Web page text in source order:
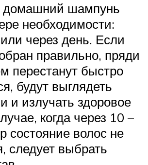
домашний шампунь
необходимости:
через день. Если
правильно, пряди
перестанут быстро
будут выглядеть
и излучать здоровое
когда через 10 –
состояние волос не
следует выбрать